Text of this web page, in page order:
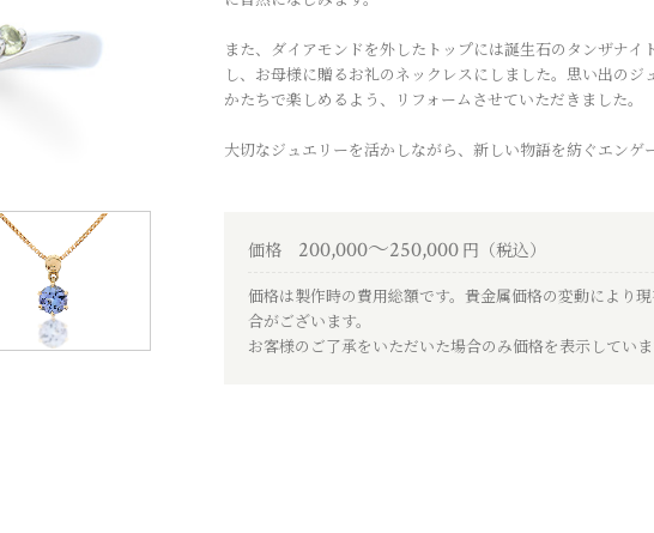
また、ダイアモンドを外したトップには誕生石のタンザナイ
し、お母様に贈るお礼のネックレスにしました。思い出のジ
かたちで楽しめるよう、リフォームさせていただきました。
大切なジュエリーを活かしながら、新しい物語を紡ぐエンゲ
価格 200,000～250,000 円（税込）
価格は製作時の費用総額です。貴金属価格の変動により
合がございます。
お客様のご了承をいただいた場合のみ価格を表示していま